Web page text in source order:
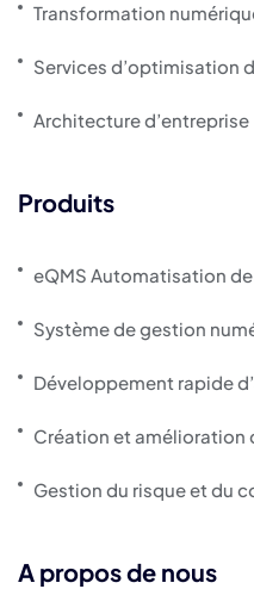
Transformation
Services d’optimisation
Architecture d’entreprise
Produits
eQMS Automatisation
Système de gestion
Développement rapide
Création et amélioration
Gestion du risque et du
A propos de nous